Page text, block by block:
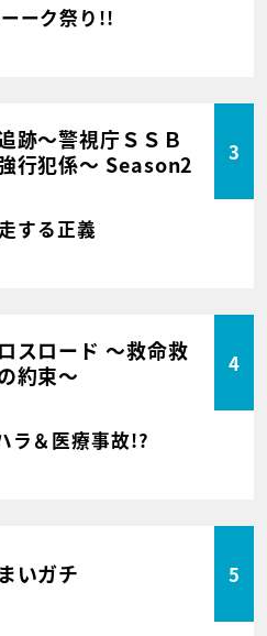
ーク祭り!!
跡～警視庁ＳＳＢ
行犯係～ Season2
3
する正義
スロード ～救命救
約束～
4
＆医療事故!?
いガチ 5